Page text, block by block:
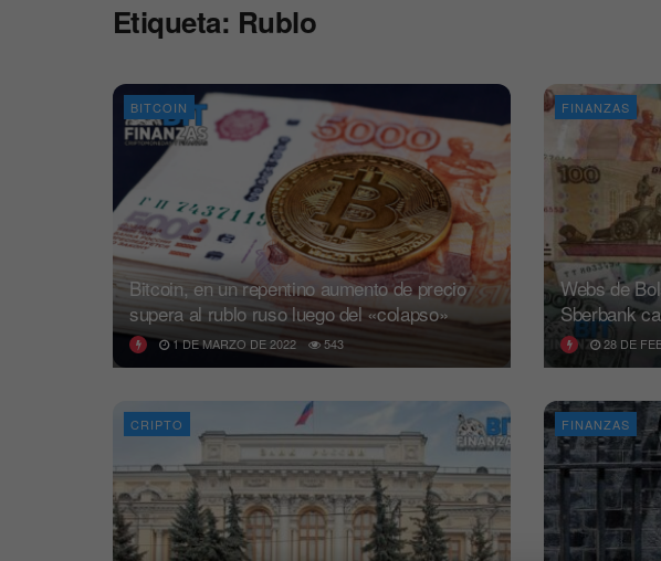
Etiqueta: Rublo
BITCOIN
Bitcoin, en un repentino aumento de precio
supera al rublo ruso luego del «colapso»
1 DE MARZO DE 2022 543
FINANZAS
Webs de
Sberbank
28 DE
CRIPTO FINANZAS